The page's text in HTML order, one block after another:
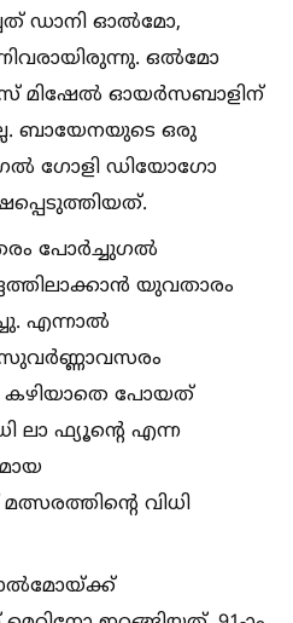
ഡാനി ഓല്‍മോ,
ഒല്‍മോ
മിഷേല്‍ ഓയർസബാളിന്
ബായേനയുടെ ഒരു
ഗോളി ഡിയോഗോ
പോർച്ചുഗല്‍
യുവതാരം
എന്നാല്‍
കഴിയാതെ പോയത്
ലാ ഫ്യൂന്റെ എന്ന
വിധി
ഓല്‍മോയ്ക്ക്